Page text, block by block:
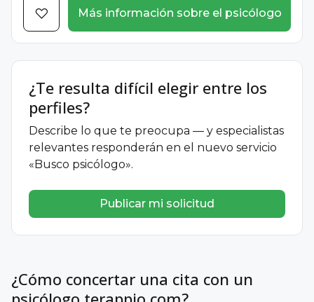
Más información sobre el psicólogo
¿Te resulta difícil elegir entre los
perfiles?
Describe lo que te preocupa — y especialistas
relevantes responderán en el nuevo servicio
«Busco psicólogo».
Publicar mi solicitud
¿Cómo concertar una cita con un